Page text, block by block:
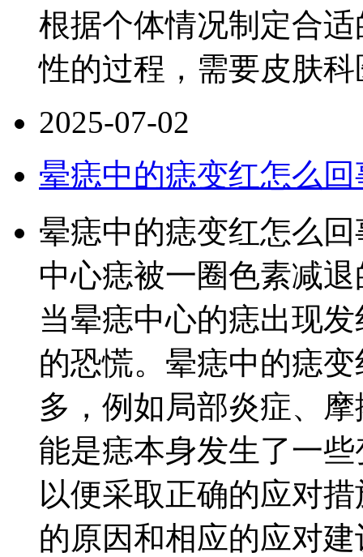
根据个体情况制定合
性的过程，需要皮肤
2025-07-02
晕痣中的痣变红怎么回
晕痣中的痣变红怎么
中心痣被一圈色素减
当晕痣中心的痣出现
的恐慌。晕痣中的痣
多，例如局部炎症、
能是痣本身发生了一
以便采取正确的应对
的原因和相应的应对